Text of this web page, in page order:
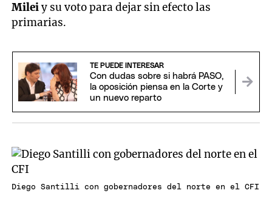
Mileiy su voto para dejar sin efecto las
primarias.
TE PUEDE INTERESAR
Con dudas sobre si habrá PASO,
la oposición piensa en la Corte y
un nuevo reparto
Diego Santilli con gobernadores del norte en el CFI